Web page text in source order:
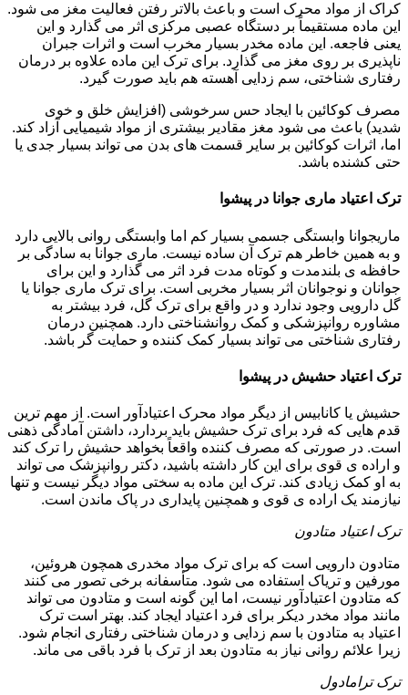
کراک از مواد محرک است و باعث بالاتر رفتن فعالیت مغز می شود.
این ماده مستقیماً بر دستگاه عصبی مرکزی اثر می گذارد و این
یعنی فاجعه. این ماده مخدر بسیار مخرب است و اثرات جبران
ناپذیری بر روی مغز می گذارد. برای ترک این ماده علاوه بر درمان
رفتاری شناختی، سم زدایی آهسته هم باید صورت گیرد.
مصرف کوکائین با ایجاد حس سرخوشی (افزایش خلق و خوی
شدید) باعث می شود مغز مقادیر بیشتری از مواد شیمیایی آزاد کند.
اما، اثرات کوکائین بر سایر قسمت های بدن می تواند بسیار جدی یا
حتی کشنده باشد.
ترک اعتیاد ماری جوانا در پیشوا
ماریجوانا وابستگی جسمی بسیار کم اما وابستگی روانی بالایی دارد
و به همین خاطر هم ترک آن ساده نیست. ماری جوانا به سادگی بر
حافظه ی بلندمدت و کوتاه مدت فرد اثر می گذارد و این برای
جوانان و نوجوانان اثر بسیار مخربی است. برای ترک ماری جوانا یا
گل دارویی وجود ندارد و در واقع برای ترک گل، فرد بیشتر به
مشاوره روانپزشکی و کمک روانشناختی دارد. همچنین درمان
رفتاری شناختی می تواند بسیار کمک کننده و حمایت گر باشد.
ترک اعتیاد حشیش در پیشوا
حشیش یا کانابیس از دیگر مواد محرک اعتیادآور است. از مهم ترین
قدم هایی که فرد برای ترک حشیش باید بردارد، داشتن آمادگی ذهنی
است. در صورتی که مصرف کننده واقعاً بخواهد حشیش را ترک کند
و اراده ی قوی برای این کار داشته باشید، دکتر روانپزشک می تواند
به او کمک زیادی کند. ترک این ماده به سختی مواد دیگر نیست و تنها
نیازمند یک اراده ی قوی و همچنین پایداری در پاک ماندن است.
ترک اعتیاد متادون
متادون دارویی است که برای ترک مواد مخدری همچون هروئین،
مورفین و تریاک استفاده می شود. متأسفانه برخی تصور می کنند
که متادون اعتیادآور نیست، اما این گونه است و متادون می تواند
مانند مواد مخدر دیکر برای فرد اعتیاد ایجاد کند. بهتر است ترک
اعتیاد به متادون با سم زدایی و درمان شناختی رفتاری انجام شود.
زیرا علائم روانی نیاز به متادون بعد از ترک با فرد باقی می ماند.
ترک ترامادول